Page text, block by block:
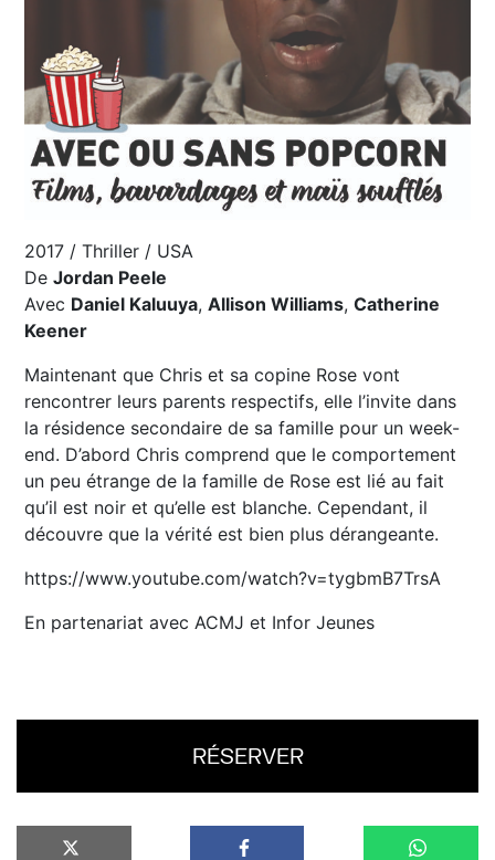
2017 / Thriller / USA
DeJordan Peele
Avec Daniel Kaluuya,Allison Williams,Catherine
Keener
Maintenant que Chris et sa copine Rose vont
rencontrer leurs parents respectifs, elle l’invite dans
la résidence secondaire de sa famille pour un week-
end. D’abord Chris comprend que le comportement
un peu étrange de la famille de Rose est lié au fait
qu’il est noir et qu’elle est blanche. Cependant, il
découvre que la vérité est bien plus dérangeante.
https://www.youtube.com/watch?v=tygbmB7TrsA
En partenariat avec ACMJ et Infor Jeunes
RÉSERVER